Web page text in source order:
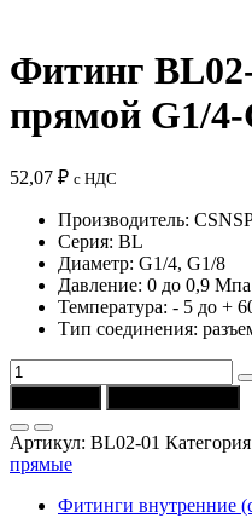
Фитинг
прямой G1/4-
52,07 ₽ с НДС
Производитель:
Серия: BL
Диаметр: G1/4, G1/8
Давление: 0 до 0,9
Температура: - 5 до +
Тип соединения:
Количество
товара
Фитинг
BL02-
01
(CSNSP)
прямой
Артикул: BL02-01
прямые
Фитинги внутренние